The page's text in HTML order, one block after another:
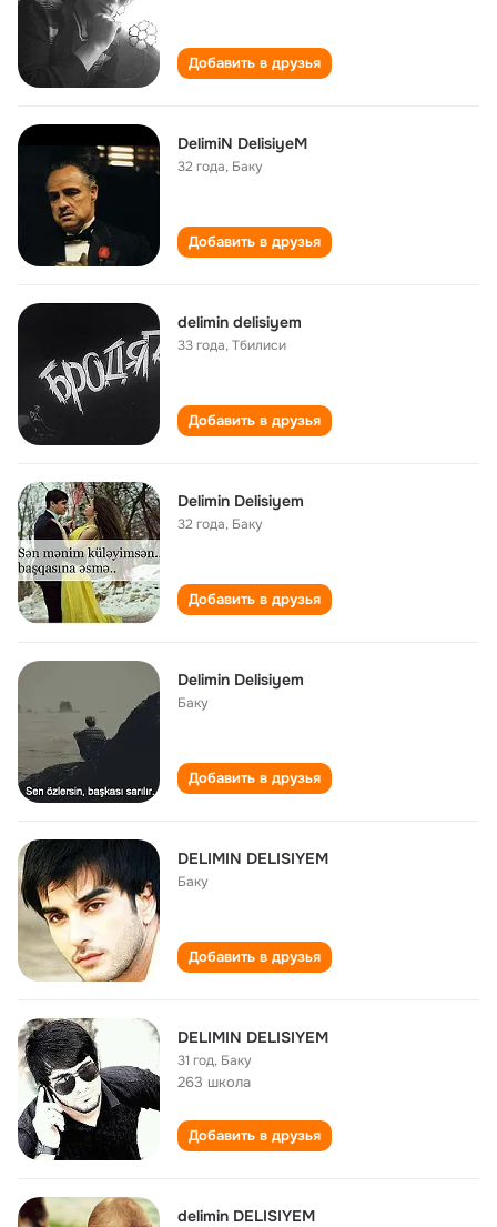
Добавить в друзья
DelimiN DelisiyeM
32 года, Баку
Добавить в друзья
delimin delisiyem
33 года,Тбилиси
Добавить в друзья
Delimin Delisiyem
32 года, Баку
Добавить в друзья
Delimin Delisiyem
Баку
Добавить в друзья
DELIMIN DELISIYEM
Баку
Добавить в друзья
DELIMIN DELISIYEM
31 год, Баку
263 школа
Добавить в друзья
delimin DELISIYEM